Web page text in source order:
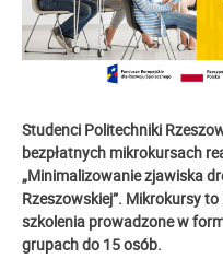
Studenci Politechniki
bezpłatnych mikrokursach
„Minimalizowanie zjawiska
Rzeszowskiej”. Mikrokursy
szkolenia prowadzone w
grupach do 15 osób.